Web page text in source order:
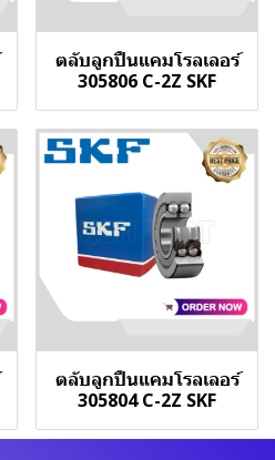
ตลับลูกปืนแคมโรลเลอร์
305806 C-2Z SKF
ตลับลูกปืนแคมโรลเลอร์
305804 C-2Z SKF